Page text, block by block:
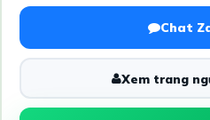
Chat
Xem trang